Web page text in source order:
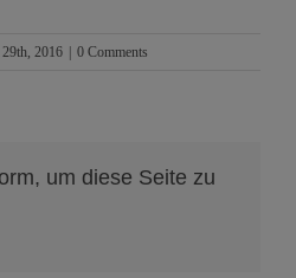
2016 0 Comments
um diese Seite zu